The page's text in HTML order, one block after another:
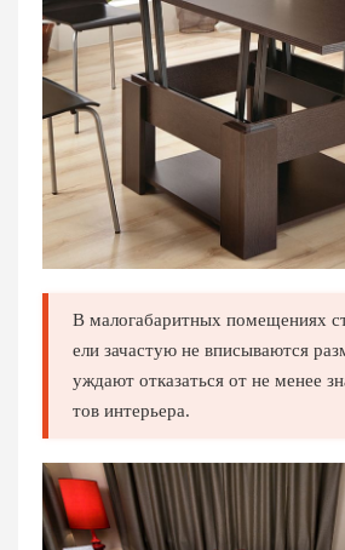
В малогабаритных помещениях
ели зачастую не вписываются
уждают отказаться от не менее
тов интерьера.